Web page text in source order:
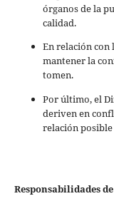
órganos de la
calidad.
En relación
mantener la
tomen.
Por último, el
deriven en
relación posible
Responsabilidades